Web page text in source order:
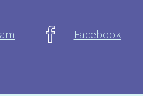
Facebook